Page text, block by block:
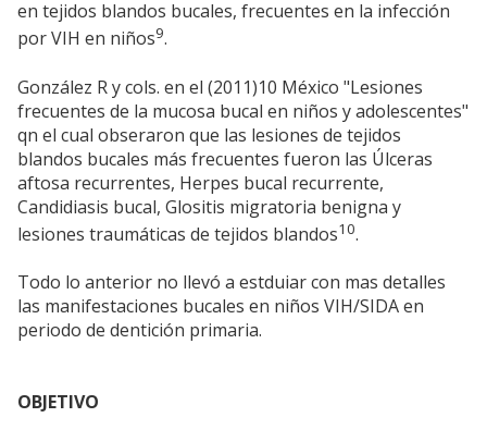
en tejidos blandos bucales, frecuentes en la infección
por VIH en niños9.
González R y cols. en el (2011)10 México "Lesiones
frecuentes de la mucosa bucal en niños y adolescentes"
qn el cual obseraron que las lesiones de tejidos
blandos bucales más frecuentes fueron las Úlceras
aftosa recurrentes, Herpes bucal recurrente,
Candidiasis bucal, Glositis migratoria benigna y
lesiones traumáticas de tejidos blandos10.
Todo lo anterior no llevó a estduiar con mas detalles
las manifestaciones bucales en niños VIH/SIDA en
periodo de dentición primaria.
OBJETIVO